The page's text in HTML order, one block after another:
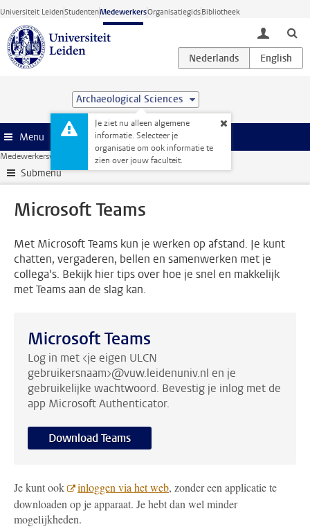
Ga direct naar de inhoud
Universiteit LeidenStudentenMedewerkersOrganisatiegidsBibliotheek
toggle
Archaeological Sciences
Je ziet nu alleen algemene
informatie. Selecteer je
organisatie om ook informatie te
zien over jouw faculteit.
Menu
Medewerkerswebsite Thuiswerken Microsoft Teams
Submenu
Microsoft Teams
Met Microsoft Teams kun je werken op afstand. Je kunt
chatten, vergaderen, bellen en samenwerken met je
collega's. Bekijk hier tips over hoe je snel en makkelijk
met Teams aan de slag kan.
Microsoft Teams
Log in met <je eigen ULCN
gebruikersnaam>@vuw.leidenuniv.nl en je
gebruikelijke wachtwoord. Bevestig je inlog met de
app Microsoft Authenticator.
Download Teams
Je kunt ook inloggen via het web, zonder een applicatie te
downloaden op je apparaat. Je hebt dan wel minder
mogelijkheden.